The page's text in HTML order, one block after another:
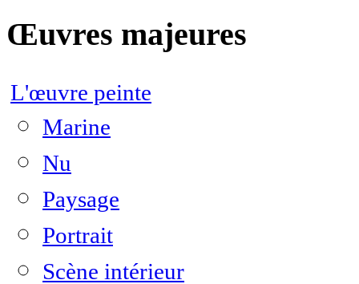
Œuvres majeures
L'œuvre peinte
Marine
Nu
Paysage
Portrait
Scène intérieur